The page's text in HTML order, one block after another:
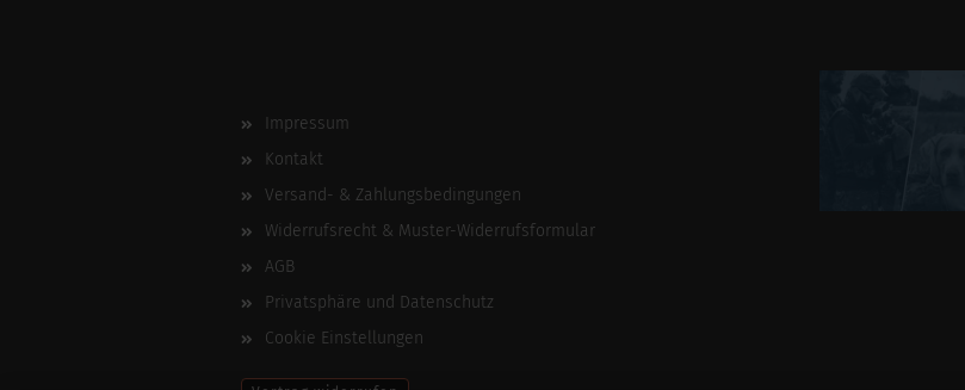
Impressum
Kontakt
Versand- & Zahlungsbedingungen
Widerrufsrecht & Muster-Widerrufsformular
AGB
Privatsphäre und Datenschutz
Cookie Einstellungen